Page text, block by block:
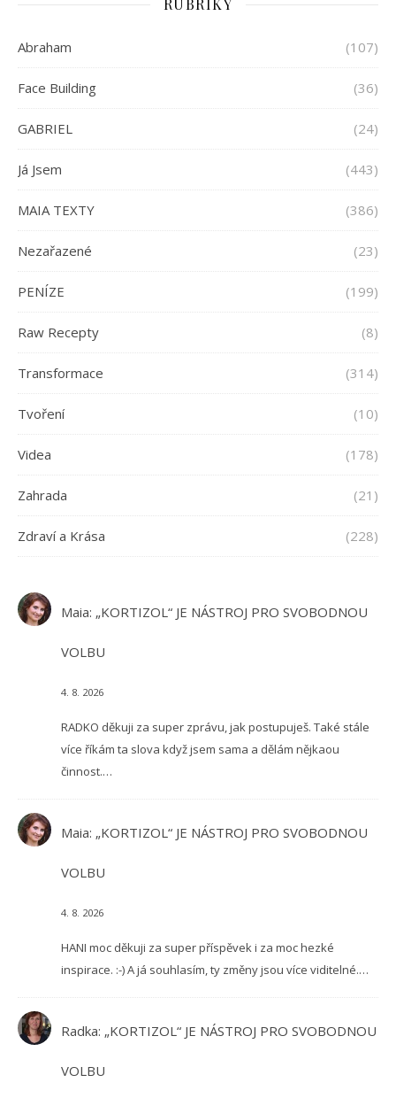
RUBRIKY
Abraham (107)
Face Building (36)
GABRIEL (24)
Já Jsem (443)
MAIA TEXTY (386)
Nezařazené (23)
PENÍZE (199)
Raw Recepty (8)
Transformace (314)
Tvoření (10)
Videa (178)
Zahrada (21)
Zdraví a Krása (228)
Maia: „KORTIZOL“ JE NÁSTROJ PRO SVOBODNOU
VOLBU
4. 8. 2026
RADKO děkuji za super zprávu, jak postupuješ. Také stále
více říkám ta slova když jsem sama a dělám nějkaou
činnost.…
Maia: „KORTIZOL“ JE NÁSTROJ PRO SVOBODNOU
VOLBU
4. 8. 2026
HANI moc děkuji za super příspěvek i za moc hezké
inspirace. :-) A já souhlasím, ty změny jsou více viditelné.…
Radka: „KORTIZOL“ JE NÁSTROJ PRO SVOBODNOU
VOLBU